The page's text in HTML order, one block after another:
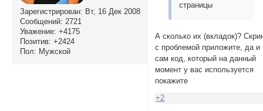
Зарегистрирован: Вт, 16 Дек 2008
Сообщений: 2721
Уважение: +4175
Позитив: +2424
Пол: Мужской
страницы
А сколько их (вкладок)?
с проблемой приложите, да и
сам код, который на данный
момент у вас используется
покажите
+2